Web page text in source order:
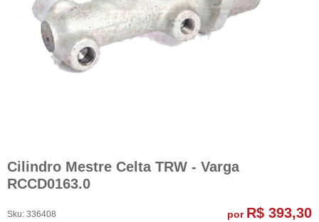
Cilindro Mestre Celta TRW - Varga
RCCD0163.0
Sku: 336408
por R$ 393,30